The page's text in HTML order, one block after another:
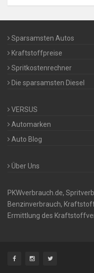
Sparsamsten Autos
Kraftstoffpreise
Spritkostenrechner
Die sparsamsten Diesel
VERSUS
Automarken
Auto Blog
Über Uns
PKWverbrauch.de,
Benzinverbrauch,
Ermittlung des